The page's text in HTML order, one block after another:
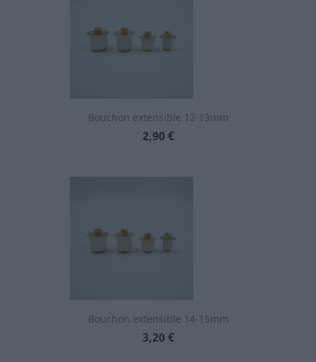
Bouchon extensible 12-13mm
Prix
2,90 €
Bouchon extensible 14-15mm
Prix
3,20 €